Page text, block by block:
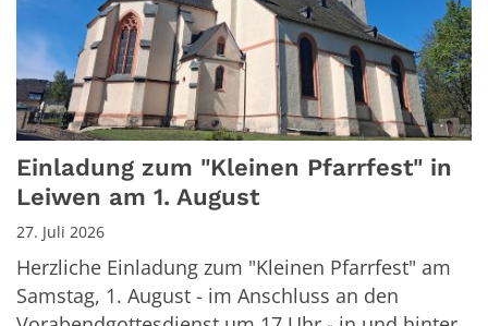
Einladung zum "Kleinen Pfarrfest" in
Leiwen am 1. August
27. Juli 2026
Herzliche Einladung zum "Kleinen Pfarrfest" am
Samstag, 1. August - im Anschluss an den